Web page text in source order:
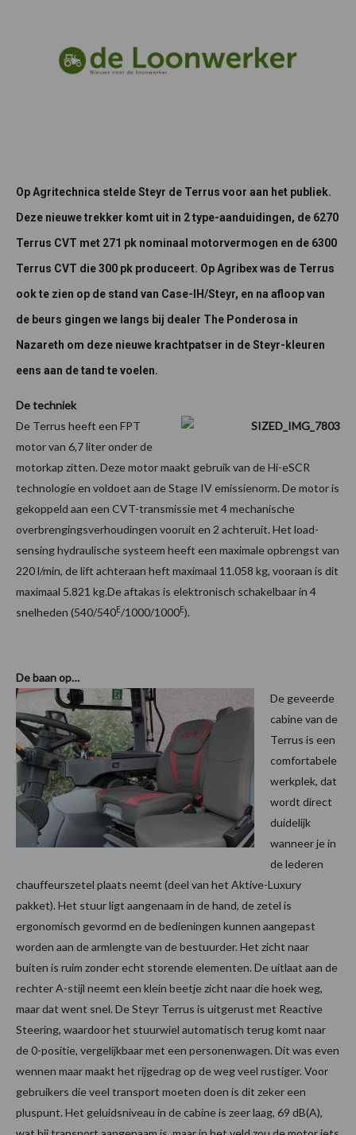
Op Agritechnica stelde Steyr de Terrus voor aan het publiek.
Deze nieuwe trekker komt uit in 2 type-aanduidingen, de 6270
Terrus CVT met 271 pk nominaal motorvermogen en de 6300
Terrus CVT die 300 pk produceert. Op Agribex was de Terrus
ook te zien op de stand van Case-IH/Steyr, en na afloop van
de beurs gingen we langs bij dealer The Ponderosa in
Nazareth om deze nieuwe krachtpatser in de Steyr-kleuren
eens aan de tand te voelen.
De techniek
De Terrus heeft een FPT
motor van 6,7 liter onder de
motorkap zitten. Deze motor maakt gebruik van de Hi-eSCR
technologie en voldoet aan de Stage IV emissienorm. De motor is
gekoppeld aan een CVT-transmissie met 4 mechanische
overbrengingsverhoudingen vooruit en 2 achteruit. Het load-
sensing hydraulische systeem heeft een maximale opbrengst van
220 l/min, de lift achteraan heft maximaal 11.058 kg, vooraan is dit
maximaal 5.821 kg.De aftakas is elektronisch schakelbaar in 4
snelheden (540/540E/1000/1000E).
De baan op…
De geveerde
cabine van de
Terrus is een
comfortabele
werkplek, dat
wordt direct
duidelijk
wanneer je in
de lederen
chauffeurszetel plaats neemt (deel van het Aktive-Luxury
pakket). Het stuur ligt aangenaam in de hand, de zetel is
ergonomisch gevormd en de bedieningen kunnen aangepast
worden aan de armlengte van de bestuurder. Het zicht naar
buiten is ruim zonder echt storende elementen. De uitlaat aan de
rechter A-stijl neemt een klein beetje zicht naar die hoek weg,
maar dat went snel. De Steyr Terrus is uitgerust met Reactive
Steering, waardoor het stuurwiel automatisch terug komt naar
de 0-positie, vergelijkbaar met een personenwagen. Dit was even
wennen maar maakt het rijgedrag op de weg veel rustiger. Voor
gebruikers die veel transport moeten doen is dit zeker een
pluspunt. Het geluidsniveau in de cabine is zeer laag, 69 dB(A),